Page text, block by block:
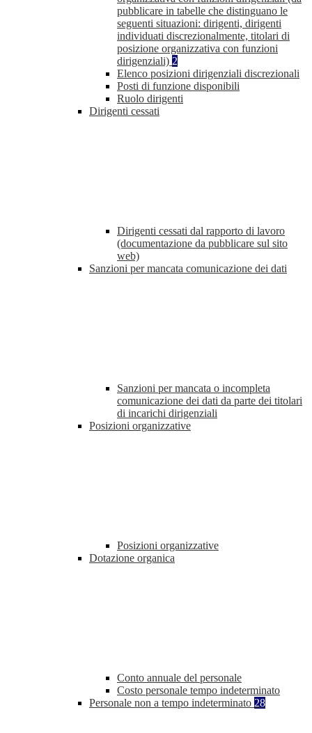
pubblicare in tabelle che distinguano le
seguenti situazioni: dirigenti, dirigenti
individuati discrezionalmente, titolari di
posizione organizzativa con funzioni
dirigenziali) 2
Elenco posizioni dirigenziali discrezionali
Posti di funzione disponibili
Ruolo dirigenti
Dirigenti cessati
Dirigenti cessati dal rapporto di lavoro
(documentazione da pubblicare sul sito
web)
Sanzioni per mancata comunicazione dei dati
Sanzioni per mancata o incompleta
comunicazione dei dati da parte dei titolari
di incarichi dirigenziali
Posizioni organizzative
Posizioni organizzative
Dotazione organica
Conto annuale del personale
Costo personale tempo indeterminato
Personale non a tempo indeterminato 28